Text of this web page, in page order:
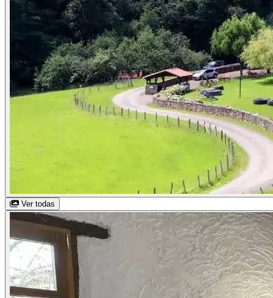
Ver todas